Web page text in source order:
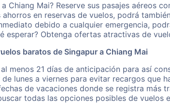
Chiang Mai? Reserve sus pasajes aéreos
en reservas de vuelos, podrá
debido a cualquier emergencia,
esperar? Obtenga ofertas atractivas de
baratos de Singapur a Chiang Mai
menos 21 días de anticipación para así
lunes a viernes para evitar recargos que
de vacaciones donde se registra más
todas las opciones posibles de